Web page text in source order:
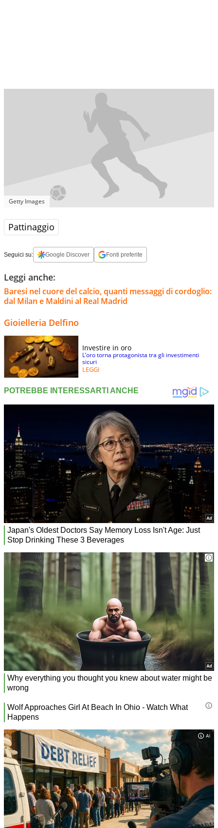
Getty Images
Pattinaggio
Seguici su: Google Discover Fonti preferite
Leggi anche:
Baresi nel cuore del calcio, quanti messaggi di cordoglio:
dal Milan e Maldini al Real Madrid
Gioielleria Delfino
Investire in oro
L’oro torna protagonista tra gli investimenti
sicuri
LEGGI